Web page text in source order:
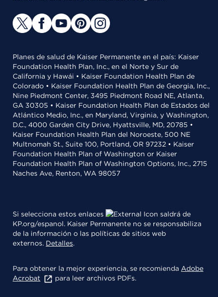
Planes de salud de Kaiser Permanente en el país: Kaiser
Foundation Health Plan, Inc., en el Norte y Sur de
California y Hawái • Kaiser Foundation Health Plan de
Colorado • Kaiser Foundation Health Plan de Georgia, Inc.,
Nine Piedmont Center, 3495 Piedmont Road NE, Atlanta,
GA 30305 • Kaiser Foundation Health Plan de Estados del
Atlántico Medio, Inc., en Maryland, Virginia, y Washington,
D.C., 4000 Garden City Drive, Hyattsville, MD, 20785 •
Kaiser Foundation Health Plan del Noroeste, 500 NE
Multnomah St., Suite 100, Portland, OR 97232 • Kaiser
Foundation Health Plan of Washington or Kaiser
Foundation Health Plan of Washington Options, Inc., 2715
Naches Ave, Renton, WA 98057
Si selecciona estos enlaces
saldrá de
KP.org/espanol. Kaiser Permanente no se responsabiliza
de la información o las políticas de sitios web
externos. Detalles.
Para obtener la mejor experiencia, se recomienda Adobe
Acrobat
para leer archivos PDFs.